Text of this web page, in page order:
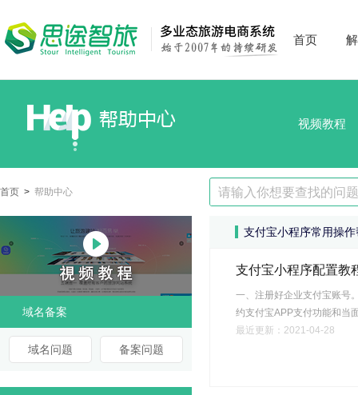
首页
视频教程
首页 > 帮助中心
域名备案
域名问题 备案问题
支付宝小程序常用操作
支付宝小程序配置教
一、注册好企业支付宝账号
约支付宝APP支付功能和当
最近更新：2021-04-28